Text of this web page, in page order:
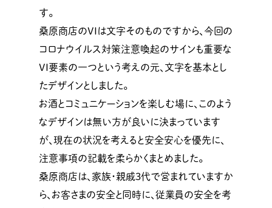
す。
桑原商店のVIは文字そのものですから、今回の
コロナウイルス対策注意喚起のサインも重要な
VI要素の一つという考えの元、文字を基本とし
たデザインとしました。
お酒とコミュニケーションを楽しむ場に、このよう
なデザインは無い方が良いに決まっています
が、現在の状況を考えると安全安心を優先に、
注意事項の記載を柔らかくまとめました。
桑原商店は、家族・親戚3代で営まれていますか
ら、お客さまの安全と同時に、従業員の安全を考